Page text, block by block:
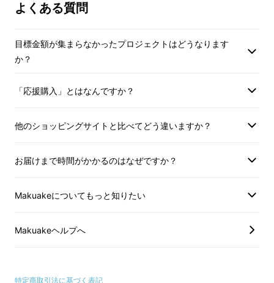
① 7寸切立丸皿、丸ミルクカップ 2点セット
◇7寸切立丸皿
にも使えます。野菜の盛り合わせ、パスタ、天
使えます。
取っ手も持ちやすく、口元が玉縁になっている
よくある質問
目標金額が集まらなかったプロジェクトはどうなります
か？
「応援購入」とはなんですか？
他のショッピングサイトと比べてどう違いますか？
お届けまで時間がかかるのはなぜですか？
Makuakeについてもっと知りたい
Makuakeヘルプへ
特定商取引法に基づく表記